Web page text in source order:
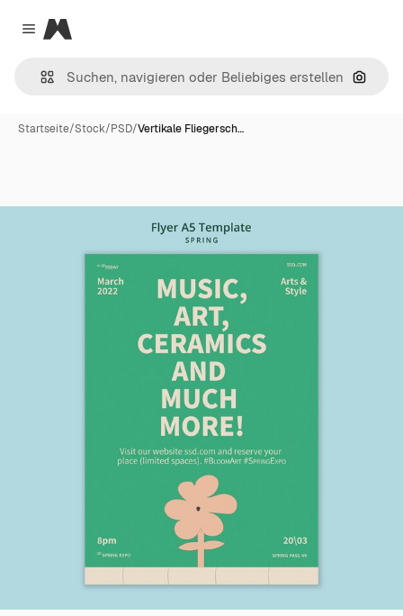
Close menu
Magnific
Nach
Startseite/Stock/PSD/Vertikale Fliegersch…